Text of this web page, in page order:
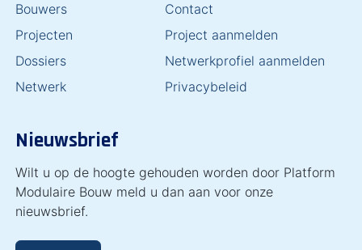
Bouwers
Projecten
Dossiers
Netwerk
Contact
Project aanmelden
Netwerkprofiel aanmelden
Privacybeleid
Nieuwsbrief
Wilt u op de hoogte gehouden worden door Platform
Modulaire Bouw meld u dan aan voor onze
nieuwsbrief.